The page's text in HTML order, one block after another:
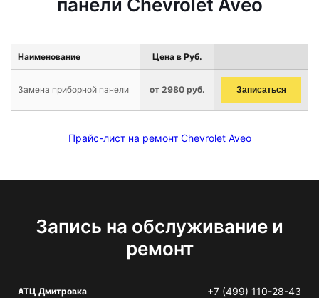
панели Chevrolet Aveo
Наименование Цена в Руб.
Замена приборной панели от 2980 руб. Записаться
Прайс-лист на ремонт Chevrolet Aveo
Запись на обслуживание и
ремонт
АТЦ Дмитровка +7 (499) 110-28-43